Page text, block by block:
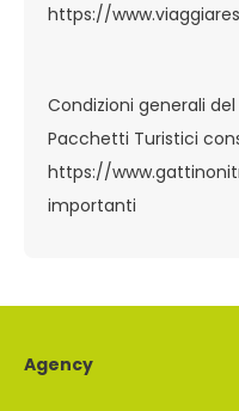
https://
Condizioni generali
Pacchetti Turistici
https://
importanti
Agency